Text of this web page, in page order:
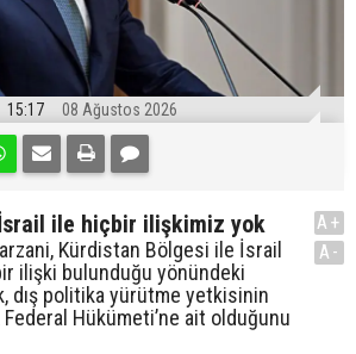
15:17 08 Ağustos 2026
ile hiçbir ilişkimiz yok
Kürdistan Bölgesi ile İsrail
ilişki bulunduğu yönündeki
dış politika yürütme yetkisinin
Hükümeti’ne ait olduğunu
A+
A-